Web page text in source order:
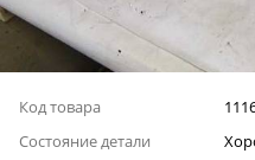
Код товара
Состояние детали